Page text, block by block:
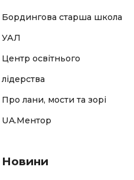
Бордингова старша школа
УАЛ
Центр освітнього
лідерства
Про лани, мости та зорі
UA.Ментор
Новини